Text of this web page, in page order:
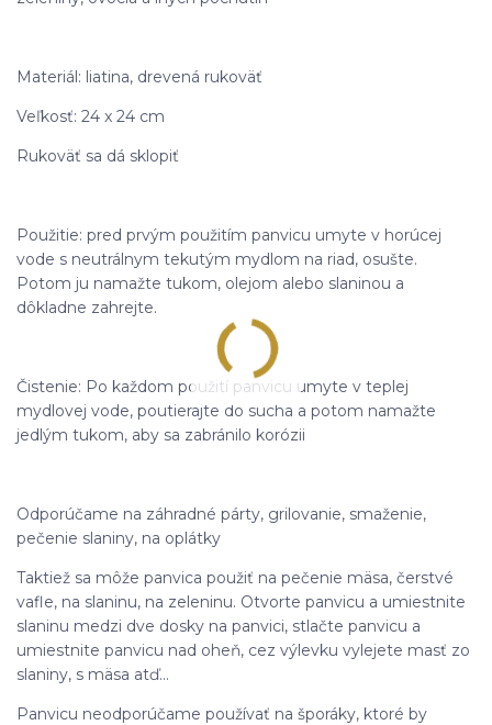
Materiál: liatina, drevená rukoväť
Veľkosť: 24 x 24 cm
Rukoväť sa dá sklopiť
Použitie: pred prvým použitím panvicu umyte v horúcej
vode s neutrálnym tekutým mydlom na riad, osušte.
Potom ju namažte tukom, olejom alebo slaninou a
dôkladne zahrejte.
Čistenie: Po každom použití panvicu umyte v teplej
mydlovej vode, poutierajte do sucha a potom namažte
jedlým tukom, aby sa zabránilo korózii
Odporúčame na záhradné párty, grilovanie, smaženie,
pečenie slaniny, na oplátky
Taktiež sa môže panvica použiť na pečenie mäsa, čerstvé
vafle, na slaninu, na zeleninu. Otvorte panvicu a umiestnite
slaninu medzi dve dosky na panvici, stlačte panvicu a
umiestnite panvicu nad oheň, cez výlevku vylejete masť zo
slaniny, s mäsa atď...
Panvicu neodporúčame používať na šporáky, ktoré by